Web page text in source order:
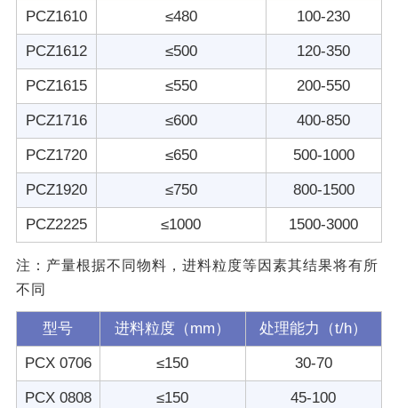
PCZ1610 ≤480 100-230
PCZ1612 ≤500 120-350
PCZ1615 ≤550 200-550
PCZ1716 ≤600 400-850
PCZ1720 ≤650 500-1000
PCZ1920 ≤750 800-1500
PCZ2225 ≤1000 1500-3000
注：产量根据不同物料，进料粒度等因素其结果将有所
不同
型号 进料粒度（mm） 处理能力（t/h）
PCX 0706 ≤150 30-70
PCX 0808 ≤150 45-100